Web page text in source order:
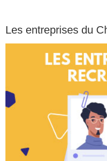
Les entreprises du